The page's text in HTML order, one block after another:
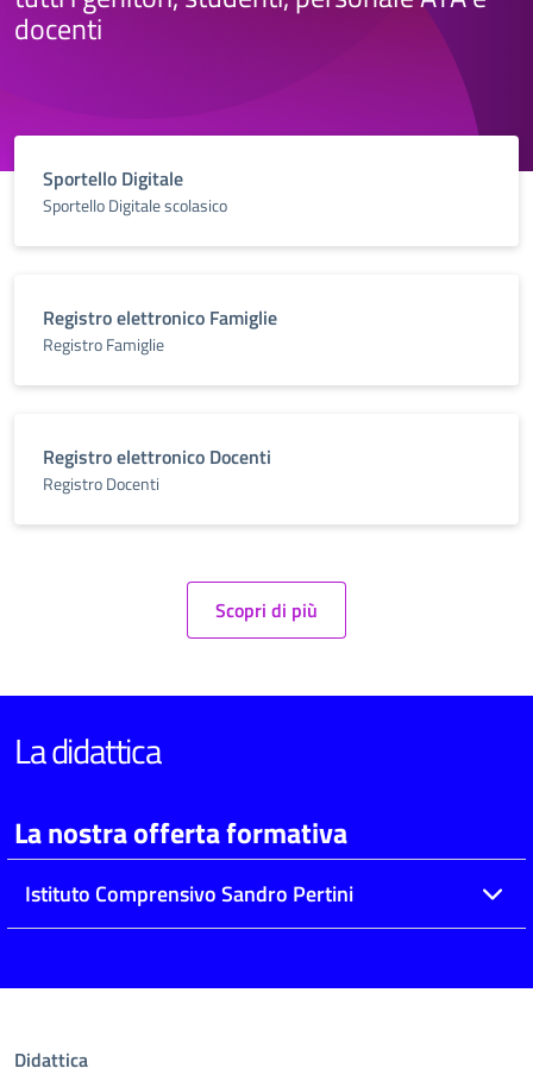
docenti
Sportello Digitale
Sportello Digitale scolasico
Registro elettronico Famiglie
Registro Famiglie
Registro elettronico Docenti
Registro Docenti
Scopri di più
La didattica
La nostra offerta formativa
Istituto Comprensivo Sandro Pertini
Didattica